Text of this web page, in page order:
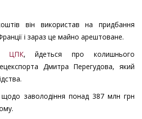
він використав на придбання
і зараз це майно арештоване.
ЦПК, йдеться про колишнього
Дмитра Перегудова, який
щодо заволодіння понад 387 млн грн